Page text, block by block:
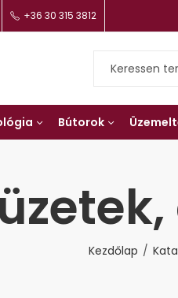
+36 30 315 3812
Bútorok
Kezdőlap